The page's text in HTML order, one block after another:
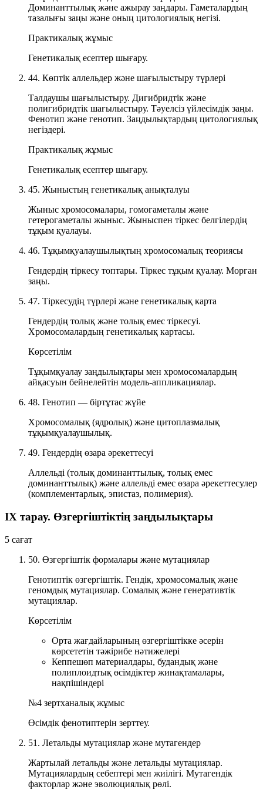
Доминанттылық және ажырау заңдары. Гаметалардың
тазалығы заңы және оның цитологиялық негізі.
Практикалық жұмыс
Генетикалық есептер шығару.
44. Көптік аллельдер және шағылыстыру түрлері
Талдаушы шағылыстыру. Дигибридтік және
полигибридтік шағылыстыру. Тәуелсіз үйлесімдік заңы.
Фенотип және генотип. Заңдылықтардың цитологиялық
негіздері.
Практикалық жұмыс
Генетикалық есептер шығару.
45. Жыныстың генетикалық анықталуы
Жыныс хромосомалары, гомогаметалы және
гетерогаметалы жыныс. Жыныспен тіркес белгілердің
тұқым қуалауы.
46. Тұқымқуалаушылықтың хромосомалық теориясы
Гендердің тіркесу топтары. Тіркес тұқым қуалау. Морган
заңы.
47. Тіркесудің түрлері және генетикалық карта
Гендердің толық және толық емес тіркесуі.
Хромосомалардың генетикалық картасы.
Көрсетілім
Тұқымқуалау заңдылықтары мен хромосомалардың
айқасуын бейнелейтін модель-аппликациялар.
48. Генотип — біртұтас жүйе
Хромосомалық (ядролық) және цитоплазмалық
тұқымқуалаушылық.
49. Гендердің өзара әрекеттесуі
Аллельді (толық доминанттылық, толық емес
доминанттылық) және аллельді емес өзара әрекеттесулер
(комплементарлық, эпистаз, полимерия).
IX тарау. Өзгергіштіктің заңдылықтары
5 сағат
50. Өзгергіштік формалары және мутациялар
Генотиптік өзгергіштік. Гендік, хромосомалық және
геномдық мутациялар. Сомалық және генеративтік
мутациялар.
Көрсетілім
Орта жағдайларының өзгергіштікке әсерін
көрсететін тәжірибе нәтижелері
Кеппешөп материалдары, будандық және
полиплоидтық өсімдіктер жинақтамалары,
нақпішіндері
№4 зертханалық жұмыс
Өсімдік фенотиптерін зерттеу.
51. Летальды мутациялар және мутагендер
Жартылай летальды және летальды мутациялар.
Мутациялардың себептері мен жиілігі. Мутагендік
факторлар және эволюциялық рөлі.